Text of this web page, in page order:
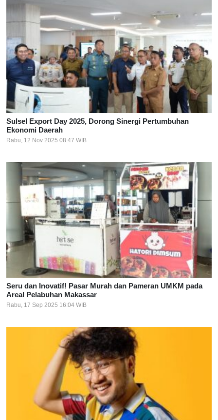
Sulsel Export Day 2025, Dorong Sinergi Pertumbuhan
Ekonomi Daerah
Rabu, 12 Nov 2025 08:47 WIB
Seru dan Inovatif! Pasar Murah dan Pameran UMKM pada
Areal Pelabuhan Makassar
Rabu, 17 Sep 2025 16:04 WIB